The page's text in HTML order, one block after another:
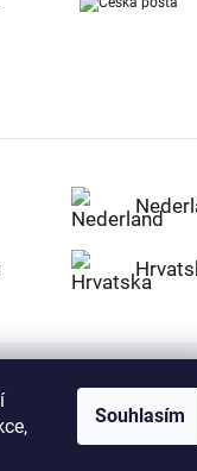
Souhlasím
Nakupujte na Zuty bezpečně
citlivá data v naprostém
serverem se přenášejí v